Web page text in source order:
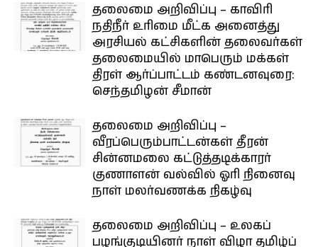
தலைமை அறிவிப்பு – காவிரி
நதிநீர் உரிமை மீட்க அனைத்து
அரசியல் கட்சிகளின் தலைவர்கள்
தலைமையில் மாபெரும் மக்கள்
திரள் ஆர்ப்பாட்டம் கண்டனவுரை:
செந்தமிழன் சீமான்
தலைமை அறிவிப்பு –
வீரப்பெரும்பாட்டன்கள் தீரன்
சின்னமலை கட்டுத்தடிக்காரர்
குணாளன் வல்வில் ஓரி நினைவு
நாள் மலர்வணக்க நிகழ்வு
தலைமை அறிவிப்பு – உலகப்
பழங்குடியினர் நாள் விழா தமிழ்ப்